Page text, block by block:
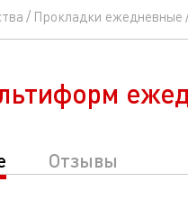
Прокладки ежедневные
Отзывы